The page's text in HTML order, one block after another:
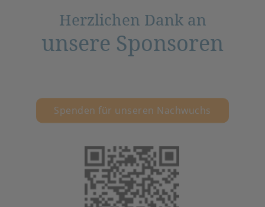
Herzlichen Dank an
unsere Sponsoren
Spenden für unseren Nachwuchs